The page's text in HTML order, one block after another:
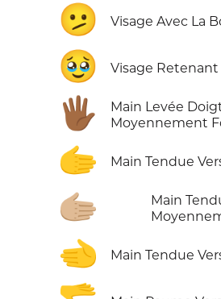
🫤 Visage Avec La
🥹 Visage Retenant
🖐🏾
Main Levée
Moyennement
🫱 Main Tendue
🫱🏼
Main
🫲 Main Tendue